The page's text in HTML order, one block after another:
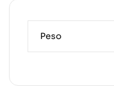
Peso